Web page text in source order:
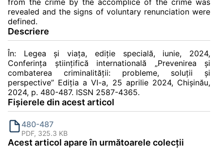
from the crime by the accomplice of the crime was
revealed and the signs of voluntary renunciation were
defined.
Descriere
În: Legea și viața, ediție specială, iunie, 2024,
Conferinţa ştiinţifică internatională „Prevenirea şi
combaterea criminalităţii: probleme, soluţii şi
perspective” Ediția a VI-a, 25 aprilie 2024, Chișinău,
2024, p. 480-487. ISSN 2587-4365.
Fișierele din acest articol
480-487
PDF, 325.3 KB
Acest articol apare în următoarele colecții